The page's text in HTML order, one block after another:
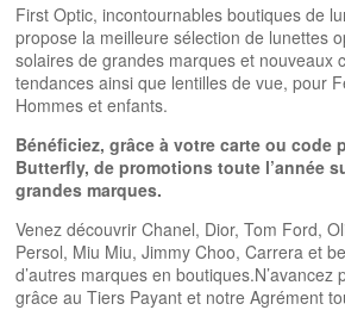
First Optic, incontournables boutiques de
propose la meilleure sélection de lunettes
solaires de grandes marques et nouveaux
tendances ainsi que lentilles de vue, pour
Hommes et enfants.
Bénéficiez, grâce à votre carte ou code
Butterfly, de promotions toute l’année
grandes marques.
Venez découvrir Chanel, Dior, Tom Ford,
Persol, Miu Miu, Jimmy Choo, Carrera et
d’autres marques en boutiques.N’avancez
grâce au Tiers Payant et notre Agrément